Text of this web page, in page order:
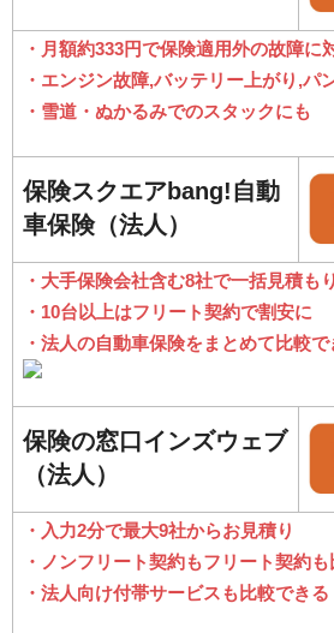
・月額約333円で保険適用外の故障に
・エンジン故障,バッテリー上がり,パ
・雪道・ぬかるみでのスタックにも
保険スクエアbang!自動
車保険（法人）
・大手保険会社含む8社で一括見積もり
・10台以上はフリート契約で割安に
・法人の自動車保険をまとめて比較で
保険の窓口インズウェブ
（法人）
・入力2分で最大9社からお見積り
・ノンフリート契約もフリート契約
・法人向け付帯サービスも比較できる